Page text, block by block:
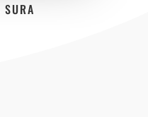
SURA